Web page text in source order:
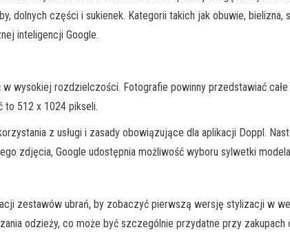
dolnych części i sukienek. Kategorii takich jak obuwie,
inteligencji Google.
wysokiej rozdzielczości. Fotografie powinny przedstawiać całe
to 512 x 1024 pikseli.
z usługi i zasady obowiązujące dla aplikacji Doppl.
zdjęcia, Google udostępnia możliwość wyboru sylwetki
zestawów ubrań, by zobaczyć pierwszą wersję stylizacji w
odzieży, co może być szczególnie przydatne przy zakupach